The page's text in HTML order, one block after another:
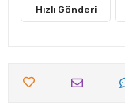
Hızlı Gönderi